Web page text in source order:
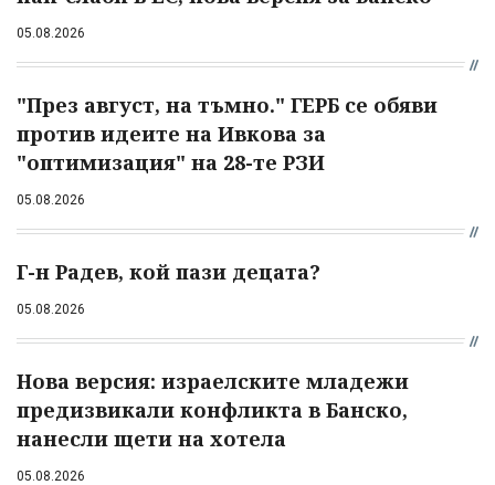
05.08.2026
"През август, на тъмно." ГЕРБ се обяви
против идеите на Ивкова за
"оптимизация" на 28-те РЗИ
05.08.2026
Г-н Радев, кой пази децата?
05.08.2026
Нова версия: израелските младежи
предизвикали конфликта в Банско,
нанесли щети на хотела
05.08.2026